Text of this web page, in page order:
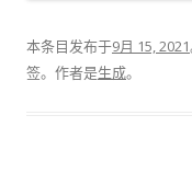
本条目发布于9月 15, 2021
签。 作者是生成。